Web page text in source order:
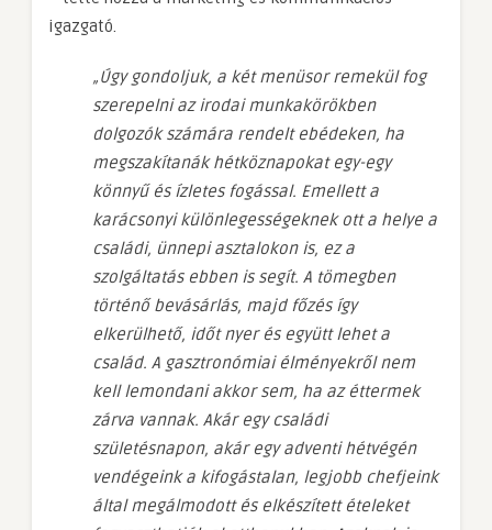
igazgató.
„Úgy gondoljuk, a két menüsor remekül fog
szerepelni az irodai munkakörökben
dolgozók számára rendelt ebédeken, ha
megszakítanák hétköznapokat egy-egy
könnyű és ízletes fogással. Emellett a
karácsonyi különlegességeknek ott a helye a
családi, ünnepi asztalokon is, ez a
szolgáltatás ebben is segít. A tömegben
történő bevásárlás, majd főzés így
elkerülhető, időt nyer és együtt lehet a
család. A gasztronómiai élményekről nem
kell lemondani akkor sem, ha az éttermek
zárva vannak. Akár egy családi
születésnapon, akár egy adventi hétvégén
vendégeink a kifogástalan, legjobb chefjeink
által megálmodott és elkészített ételeket